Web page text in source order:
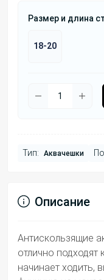
Размер и длина
18-20
Тип: Аквачешки
Описание
Антискользящие
отлично подходят
начинает ходить,